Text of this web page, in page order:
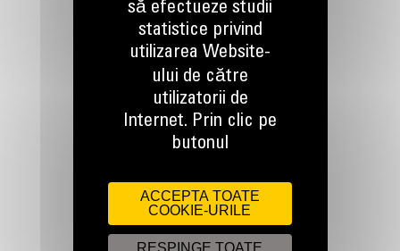
Apelati-ne
0800 89 10 10
Scrieti-ne
TRIMITETI O CERERE
să efectueze studii
statistice privind
utilizarea Website-
ului de către
utilizatorii de
Internet. Prin clic pe
butonul
ACCEPTA TOATE
COOKIE-URILE
RESPINGE TOATE